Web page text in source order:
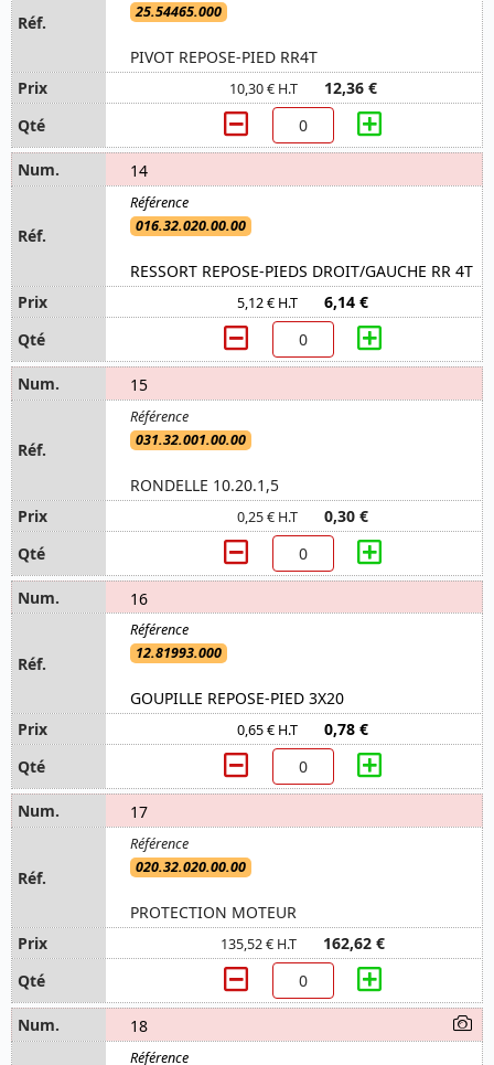
25.54465.000
PIVOT REPOSE-PIED RR4T
10,30 € H.T 12,36 €
14
016.32.020.00.00
RESSORT REPOSE-PIEDS DROIT/GAUCHE RR 4T
5,12 € H.T 6,14 €
15
031.32.001.00.00
RONDELLE 10.20.1,5
0,25 € H.T 0,30 €
16
12.81993.000
GOUPILLE REPOSE-PIED 3X20
0,65 € H.T 0,78 €
17
020.32.020.00.00
PROTECTION MOTEUR
135,52 € H.T 162,62 €
18